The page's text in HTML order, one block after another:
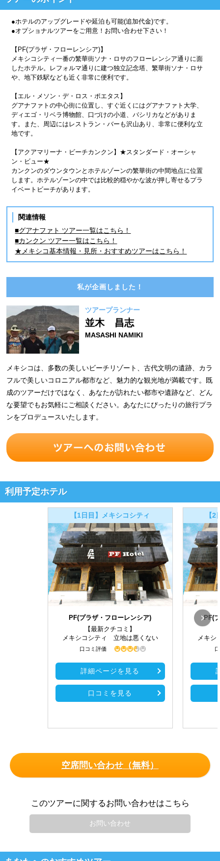
●ホテルのアップグレードや延泊も可能(追加代金)です。
●オプショナルツアーをご用意！お問い合わせ下さい！
【PF(プラザ・フローレンシア)】
メキシコシティ一番の繁華街ソナ・ロサのフローレンシア通りに面
したホテル。レフォルマ通りに建つ独立記念塔、繁華街ソナ・ロサ
や、地下鉄駅なども近く非常に便利です。
【エル・メソン・デ・ロス・ポエタス】
グアナファトの中心街に位置し、すぐ近くにはグアナファト大学、
ディエゴ・リベラ博物館、口づけの小道、バシリカなどがありま
す。また、周辺にはレストラン・バーも沢山あり、非常に便利な立
地です。
【アクアマリーナ・ビーチカンクン】★スタンダード・オーシャ
ン・ビュー★
カンクンのダウンタウンとホテルゾーンの繁華街の中間地点に位置
します。ホテルゾーンの中では比較的穏やかな波が押し寄せるプラ
イベートビーチがあります。
関連情報
■グアナファト ツアー一覧はこちら！
■カンクン ツアー一覧はこちら！
★メキシコ基本情報・見所・おすすめツアーはこちら！
私が企画しました！
ツアープランナー
並木 昌志
MASASHI NAMIKI
メキシコは、多数の美しいビーチリゾート、古代文明の遺跡、カラ
フルで美しいコロニアル都市など、魅力的な観光地が満載です。既
成のツアーだけではなく、あなたが訪れたい都市や遺跡など、どん
な要望でもお気軽にご相談ください。あなたにぴったりの旅行プラ
ンをプロデュースいたします。
利用予定ホテル
【1日目】メキシコシティ
PF(プラザ・フローレンシア)
【最新クチコミ】
メキシコシティ 立地は悪くない
口コミ評価
詳細ページを見る
口コミを見る
【
PF(
メキシ
空席問い合わせ（無料）
このツアーに関するお問い合わせはこちら
お問い合わせ